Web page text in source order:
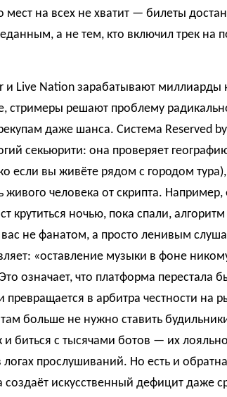
мест на всех не хватит — билеты
а не тем, кто включил трек на
и Live Nation зарабатывают миллиарды
стримеры решают проблему
даже шанса. Система Reserved
секьюрити: она проверяет
если вы живёте рядом с городом
живого человека от скрипта. Например,
крутиться ночью, пока спали, алгоритм
вас не фанатом, а просто ленивым
«оставление музыки в фоне
означает, что платформа перестала
превращается в арбитра честности на
больше не нужно ставить
биться с тысячами ботов — их
прослушиваний. Но есть и
создаёт искусственный дефицит даже